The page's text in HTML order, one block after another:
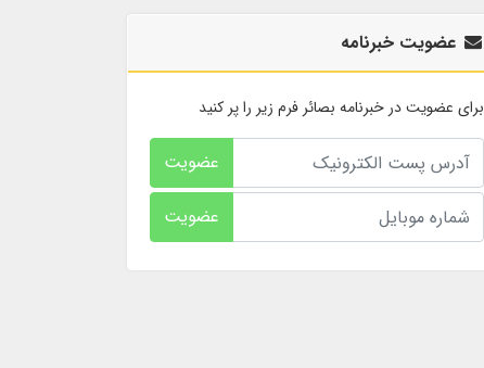
عضویت خبرنامه
برای عضویت در خبرنامه بصائر فرم زیر را پر کنید
عضویت
عضویت